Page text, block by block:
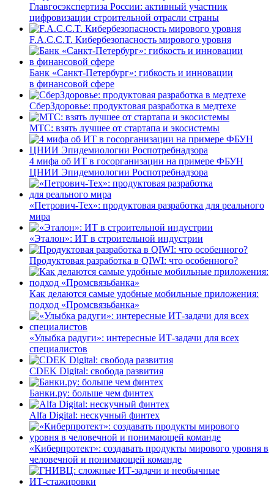
Главгосэкспертиза России: активный участник
цифровизации строительной отрасли страны
F.A.C.C.T. Кибербезопасность мирового уровня
Банк «Санкт-Петербург»: гибкость и инновации
в финансовой сфере
СберЗдоровье: продуктовая разработка в медтехе
МТС: взять лучшее от стартапа и экосистемы
4 мифа об ИТ в госорганизации на примере ФБУН
ЦНИИ Эпидемиологии Роспотребнадзора
«Петрович-Тех»: продуктовая разработка для реального
мира
«Эталон»: ИТ в строительной индустрии
Продуктовая разработка в QIWI: что особенного?
Как делаются самые удобные мобильные приложения:
подход «Промсвязьбанка»
«Улыбка радуги»: интересные ИТ-задачи для всех
специалистов
CDEK Digital: свобода развития
Банки.ру: больше чем финтех
Alfa Digital: нескучный финтех
«Киберпротект»: создавать продукты мирового уровня в
человечной и понимающей команде